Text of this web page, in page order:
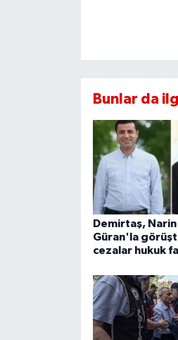
Bunlar da
Demirtaş,
Güran'la
cezalar hukuk